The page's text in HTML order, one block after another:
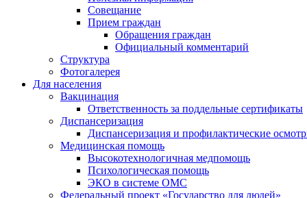
Совещание
Прием граждан
Обращения граждан
Официальный комментарий
Структура
Фотогалерея
Для населения
Вакцинация
Ответственность за поддельные сертификаты
Диспансеризация
Диспансеризация и профилактические
Медицинская помощь
Высокотехнологичная медпомощь
Психологическая помощь
ЭКО в системе ОМС
Федеральный проект «Государство для людей»